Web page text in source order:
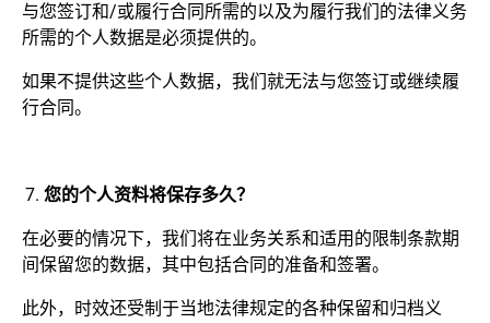
与您签订和/或履行合同所需的以及为履行我们的法律义务
所需的个人数据是必须提供的。
如果不提供这些个人数据，我们就无法与您签订或继续履
行合同。
您的个人资料将保存多久？
在必要的情况下，我们将在业务关系和适用的限制条款期
间保留您的数据，其中包括合同的准备和签署。
此外，时效还受制于当地法律规定的各种保留和归档义